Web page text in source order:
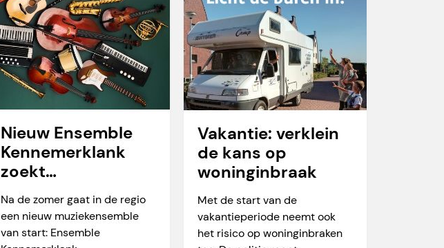
Nieuw Ensemble
Kennemerklank
zoekt
amateurmuzikante
n
Na de zomer gaat in de regio
een nieuw muziekensemble
van start: Ensemble
Vakantie: verklein
de kans op
woninginbraak
Met de start van de
vakantieperiode neemt ook
het risico op woninginbraken